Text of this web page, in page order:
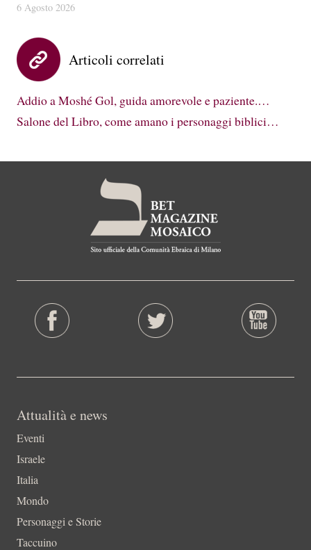
6 Agosto 2026
Articoli correlati
Addio a Moshé Gol, guida amorevole e paziente.…
Salone del Libro, come amano i personaggi biblici…
Attualità e news
Eventi
Israele
Italia
Mondo
Personaggi e Storie
Taccuino